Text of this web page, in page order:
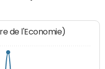
de l'Economie)